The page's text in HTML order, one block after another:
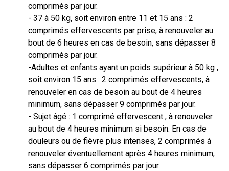
comprimés par jour.
- 37 à 50 kg, soit environ entre 11 et 15 ans : 2
comprimés effervescents par prise, à renouveler au
bout de 6 heures en cas de besoin, sans dépasser 8
comprimés par jour.
-Adultes et enfants ayant un poids supérieur à 50 kg ,
soit environ 15 ans : 2 comprimés effervescents, à
renouveler en cas de besoin au bout de 4 heures
minimum, sans dépasser 9 comprimés par jour.
- Sujet âgé : 1 comprimé effervescent , à renouveler
au bout de 4 heures minimum si besoin. En cas de
douleurs ou de fièvre plus intenses, 2 comprimés à
renouveler éventuellement après 4 heures minimum,
sans dépasser 6 comprimés par jour.